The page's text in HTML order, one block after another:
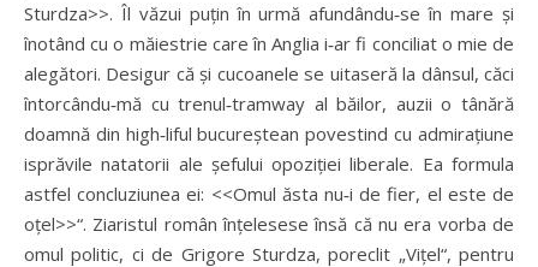
Sturdza>>. Îl văzui puțin în urmă afundându‑se în mare și
înotând cu o măiestrie care în Anglia i‑ar fi conciliat o mie de
alegători. Desigur că și cucoanele se uitaseră la dânsul, căci
întorcându‑mă cu trenul‑tramway al băilor, auzii o tânără
doamnă din high‑liful bucureștean povestind cu admirațiune
isprăvile natatorii ale șefului opoziției liberale. Ea formula
astfel concluziunea ei: <<Omul ăsta nu‑i de fier, el este de
oțel>>“. Ziaristul român înțelesese însă că nu era vorba de
omul politic, ci de Grigore Sturdza, poreclit „Vițel“, pentru